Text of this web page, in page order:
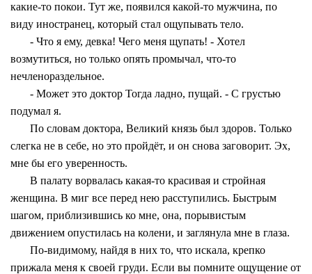
какие-то покои. Тут же, появился какой-то мужчина, по
виду иностранец, который стал ощупывать тело.
- Что я ему, девка! Чего меня щупать! - Хотел
возмутиться, но только опять промычал, что-то
нечленораздельное.
- Может это доктор Тогда ладно, пущай. - С грустью
подумал я.
По словам доктора, Великий князь был здоров. Только
слегка не в себе, но это пройдёт, и он снова заговорит. Эх,
мне бы его уверенность.
В палату ворвалась какая-то красивая и стройная
женщина. В миг все перед нею расступились. Быстрым
шагом, приблизившись ко мне, она, порывистым
движением опустилась на колени, и заглянула мне в глаза.
По-видимому, найдя в них то, что искала, крепко
прижала меня к своей груди. Если вы помните ощущение от